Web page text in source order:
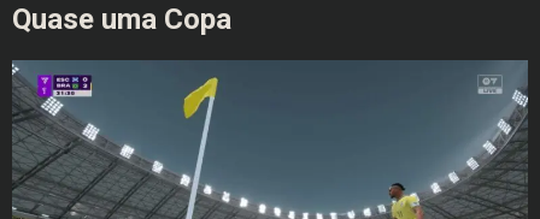
Quase uma Copa